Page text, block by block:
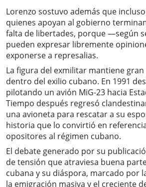
Lorenzo sostuvo además que
quienes apoyan al gobierno
falta de libertades, porque —según
pueden expresar libremente
exponerse a represalias.
La figura del exmilitar mantiene
dentro del exilio cubano. En 1991
pilotando un avión MiG-23 hacia
Tiempo después regresó
una avioneta para rescatar a su
historia que lo convirtió en
opositores al régimen cubano.
El debate generado por su
de tensión que atraviesa buena
cubana y su diáspora, marcado por
la emigración masiva y el creciente